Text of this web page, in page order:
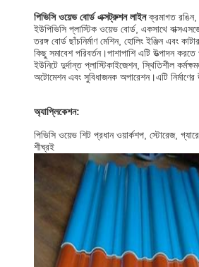
পিভিসি ওয়েভ বোর্ড এক্সট্রুশন লাইনক্রমাগত রঙিন,
ইউপিভিসি প্লাস্টিক ওয়েভ বোর্ড, একসাথে
তরঙ্গ বোর্ড ছাঁচনির্মাণ মেশিন, হোলিং ইঞ্জিন এবং
কিছু সমাবেশ পরিবর্তন।পাশাপাশি এটি উত্পাদন করতে
ইউনিটে দুর্দান্ত প্লাস্টিকাইজেশন, স্থিতিশীল
অটোমেশন এবং সুবিধাজনক অপারেশন।এটি নির্মাণের
অ্যাপ্লিকেশন:
পিভিসি ওয়েভ শিট প্রধান ওয়ার্কশপ, স্টোরেজ,
শীঘ্রই